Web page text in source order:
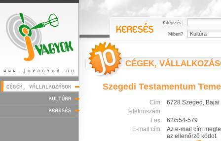
Kifejezés:
Miben?
CÉGEK,
Szegedi Testamentum
Cím:
6728 Szeged, Bajai
Telefonszám:
Fax:
62/554-579
E-mail cím:
Az e-mail cím
az ellenőrző kódot.